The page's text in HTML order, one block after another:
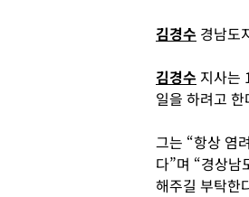
김경수 경남도
김경수 지사는
일을 하려고
그는 “항상 염
다”며 “경상남
해주길 부탁한